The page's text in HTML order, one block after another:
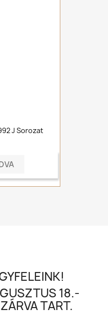
J Sorozat
18.-
TART.